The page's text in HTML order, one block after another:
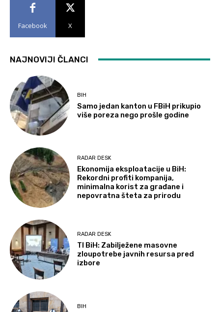
Facebook X
NAJNOVIJI ČLANCI
BIH
Samo jedan kanton u FBiH prikupio
više poreza nego prošle godine
RADAR DESK
Ekonomija eksploatacije u BiH:
Rekordni profiti kompanija,
minimalna korist za građane i
nepovratna šteta za prirodu
RADAR DESK
TI BiH: Zabilježene masovne
zloupotrebe javnih resursa pred
izbore
BIH